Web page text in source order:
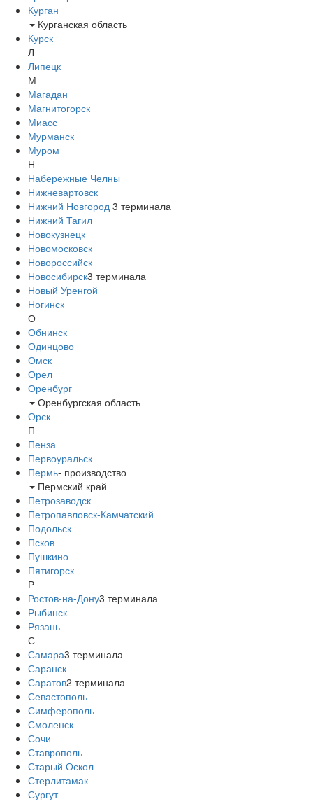
Курган
Курганская область
Курск
Л
Липецк
М
Магадан
Магнитогорск
Миасс
Мурманск
Муром
Н
Набережные Челны
Нижневартовск
Нижний Новгород 3 терминала
Нижний Тагил
Новокузнецк
Новомосковск
Новороссийск
Новосибирск3 терминала
Новый Уренгой
Ногинск
О
Обнинск
Одинцово
Омск
Орел
Оренбург
Оренбургская область
Орск
П
Пенза
Первоуральск
Пермь- производство
Пермский край
Петрозаводск
Петропавловск-Камчатский
Подольск
Псков
Пушкино
Пятигорск
Р
Ростов-на-Дону3 терминала
Рыбинск
Рязань
С
Самара3 терминала
Саранск
Саратов2 терминала
Севастополь
Симферополь
Смоленск
Сочи
Ставрополь
Старый Оскол
Стерлитамак
Сургут